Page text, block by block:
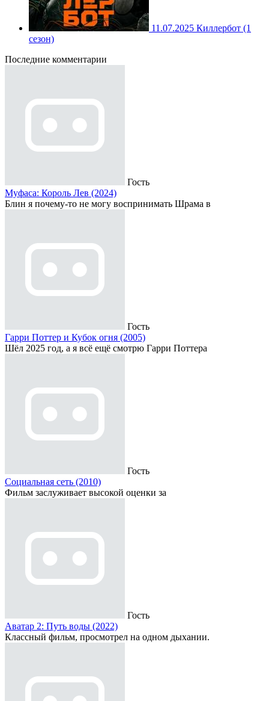
11.07.2025 Киллербот (1
сезон)
Последние комментарии
Гость
Муфаса: Король Лев (2024)
Блин я почему-то не могу воспринимать Шрама в
Гость
Гарри Поттер и Кубок огня (2005)
Шёл 2025 год, а я всё ещё смотрю Гарри Поттера
Гость
Социальная сеть (2010)
Фильм заслуживает высокой оценки за
Гость
Аватар 2: Путь воды (2022)
Классный фильм, просмотрел на одном дыхании.